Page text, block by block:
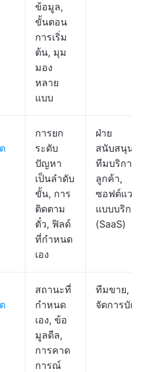
ข้อมูล,
ขั้นตอน
การเริ่ม
ต้น, มุม
มอง
หลาย
แบบ
การยก
ระดับ
ปัญหา
เป็นลำดับ
ขั้น, การ
ติดตาม
ตั๋ว, ฟิลด์
ที่กำหนด
เอง
ฝ่าย
สนับสนุน,
ทีมบริการ
ลูกค้า,
ซอฟต์แวร์
แบบบริการ
(SaaS)
สถานะที่
กำหนด
เอง, ข้อ
มูลดีล,
การคาด
การณ์
ทีมขาย, ผู้
จัดการบัญ